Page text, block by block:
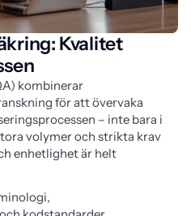
Kvalitet
kombinerar
för att övervaka
– inte bara i
volymer och strikta krav
enhetlighet är helt